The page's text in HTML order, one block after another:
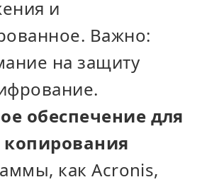
и
Важно:
на защиту
обеспечение для
копирования
как Acronis,